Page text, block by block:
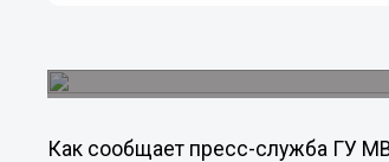
Как сообщает пресс-служба ГУ